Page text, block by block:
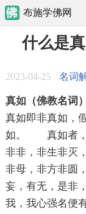
布施学佛网
什么是
2023-04-25 名词
真如 （佛教名词 ）
真如即非真如，
如。 真如者，
非非，非生非灭
非母，非方非圆
妄，有无，是非
我，我心强名便